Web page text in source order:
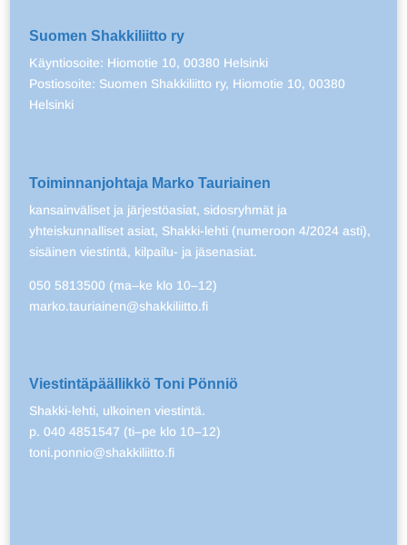
Suomen Shakkiliitto ry
Käyntiosoite: Hiomotie 10, 00380 Helsinki
Postiosoite: Suomen Shakkiliitto ry, Hiomotie 10, 00380
Helsinki
Toiminnanjohtaja Marko Tauriainen
kansainväliset ja järjestöasiat, sidosryhmät ja
yhteiskunnalliset asiat, Shakki-lehti (numeroon 4/2024 asti),
sisäinen viestintä, kilpailu- ja jäsenasiat.
050 5813500 (ma–ke klo 10–12)
marko.tauriainen@shakkiliitto.fi
Viestintäpäällikkö Toni Pönniö
Shakki-lehti, ulkoinen viestintä.
p. 040 4851547 (ti–pe klo 10–12)
toni.ponnio@shakkiliitto.fi